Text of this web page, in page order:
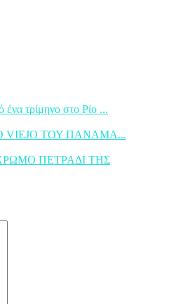
ένα τρίμηνο στο Ρίο ...
VIEJO ΤΟΥ ΠΑΝΑΜΑ...
ΠΕΤΡΑΔΙ ΤΗΣ